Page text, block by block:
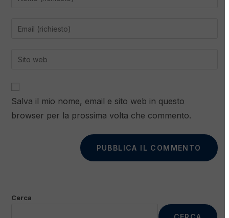
Salva il mio nome, email e sito web in questo
browser per la prossima volta che commento.
Cerca